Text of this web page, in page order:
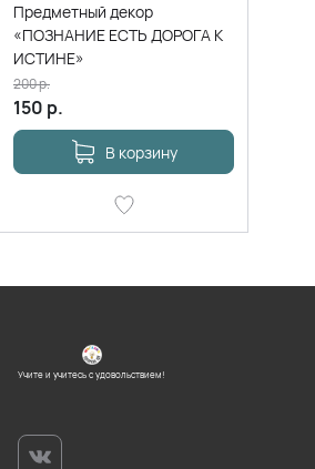
Предметный декор
«ПОЗНАНИЕ ЕСТЬ ДОРОГА К
ИСТИНЕ»
150 р.
200р.
В корзину
Учите и учитесь с удовольствием!